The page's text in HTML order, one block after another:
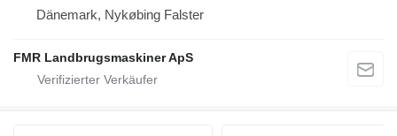
Dänemark, Nykøbing Falster
FMR Landbrugsmaskiner ApS